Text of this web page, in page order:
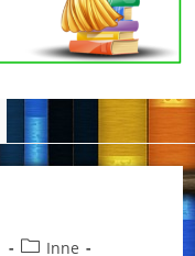
PostInne